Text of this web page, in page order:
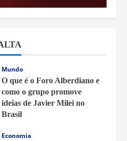
Mundo
O que é o Foro Alberdiano e
como o grupo promove
ideias de Javier Milei no
Brasil
Economia